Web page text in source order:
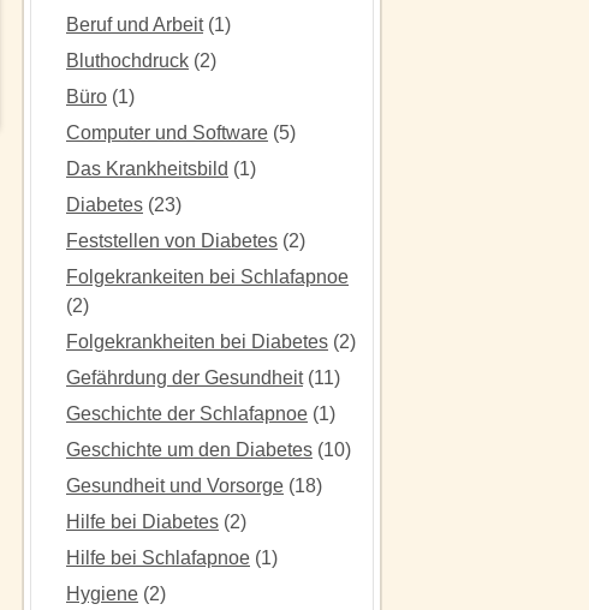
Beruf und Arbeit(1)
Bluthochdruck (2)
Büro (1)
Computer und Software (5)
Das Krankheitsbild (1)
Diabetes (23)
Feststellen von Diabetes (2)
Folgekrankeiten bei Schlafapnoe
(2)
Folgekrankheiten bei Diabetes (2)
Gefährdung der Gesundheit(11)
Geschichte der Schlafapnoe (1)
Geschichte um den Diabetes (10)
Gesundheit und Vorsorge (18)
Hilfe bei Diabetes (2)
Hilfe bei Schlafapnoe (1)
Hygiene (2)